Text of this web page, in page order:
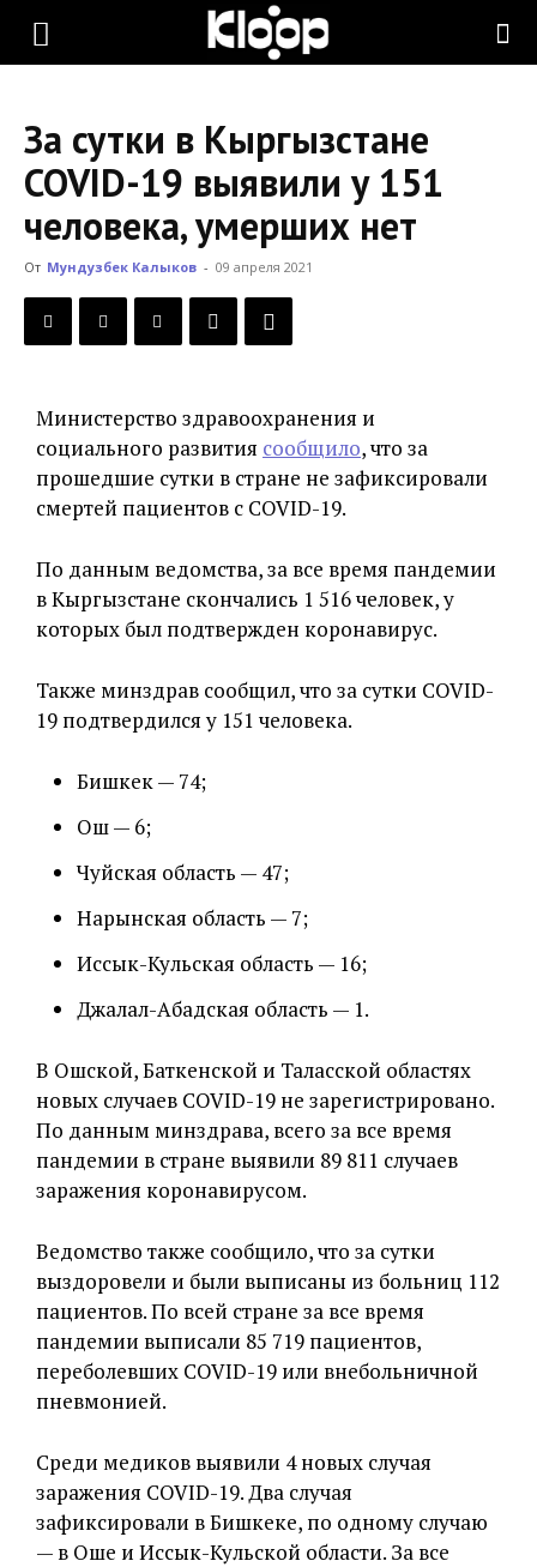
KLOOP.KG
Новости
Кыргызстана
За сутки в Кыргызстане
COVID-19 выявили у 151
человека, умерших нет
От Мундузбек Калыков - 09 апреля 2021
Министерство здравоохранения и
социального развития сообщило, что за
прошедшие сутки в стране не зафиксировали
смертей пациентов с COVID-19.
По данным ведомства, за все время пандемии
в Кыргызстане скончались 1 516 человек, у
которых был подтвержден коронавирус.
Также минздрав сообщил, что за сутки COVID-
19 подтвердился у 151 человека.
Бишкек — 74;
Ош — 6;
Чуйская область — 47;
Нарынская область — 7;
Иссык-Кульская область — 16;
Джалал-Абадская область — 1.
В Ошской, Баткенской и Таласской областях
новых случаев COVID-19 не зарегистрировано.
По данным минздрава, всего за все время
пандемии в стране выявили 89 811 случаев
заражения коронавирусом.
Ведомство также сообщило, что за сутки
выздоровели и были выписаны из больниц 112
пациентов. По всей стране за все время
пандемии выписали 85 719 пациентов,
переболевших COVID-19 или внебольничной
пневмонией.
Среди медиков выявили 4 новых случая
заражения COVID-19. Два случая
зафиксировали в Бишкеке, по одному случаю
— в Оше и Иссык-Кульской области. За все